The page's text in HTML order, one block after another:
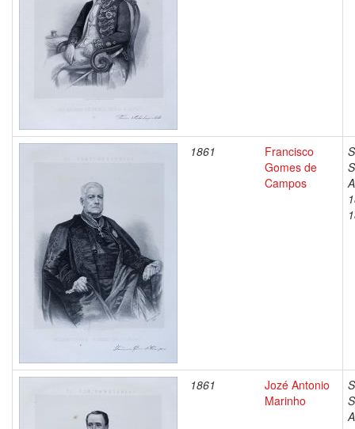
1861
Francisco
Gomes de
Campos
1861
Jozé Antonio
Marinho